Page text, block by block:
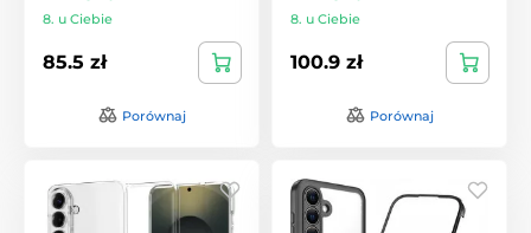
8. u Ciebie
85.5 zł
Porównaj
8. u Ciebie
100.9 zł
Porównaj